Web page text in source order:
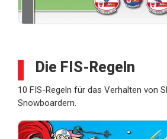
Die FIS-Regeln
10 FIS-Regeln für das Verhalten von
Snowboardern.